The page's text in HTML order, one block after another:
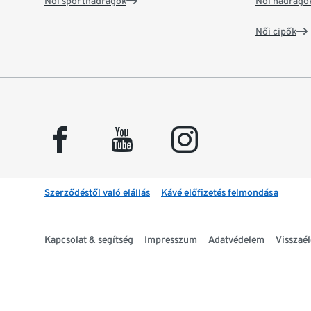
Női cipők
facebook youtube instagram
Szerződéstől való elállás Kávé előfizetés felmondása
Kapcsolat & segítség Impresszum Adatvédelem